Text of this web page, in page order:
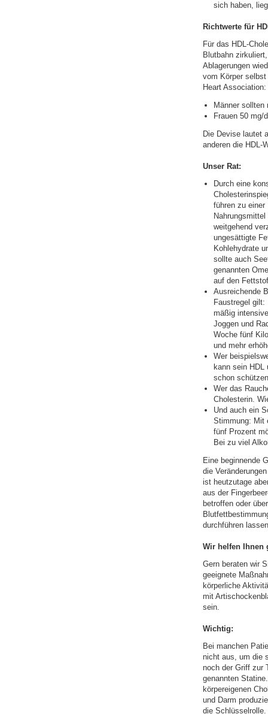
sich haben,
Richtwerte für
Für das HDL-
Blutbahn
Ablagerungen
vom Körper
Heart Association:
Männer
Frauen 50 mg/
Die Devise lautet
anderen die HDL-
Unser Rat:
Durch eine
führen zu einer
weitgehend
ungesättigte
Kohlehydrate
sollte auch
genannten
auf den
Ausreichende
Faustregel
mäßig
Joggen und
Woche fünf
und mehr
Wer
kann sein
schon
Wer das
Cholesterin.
Und auch ein
Stimmung: Mit
fünf Prozent
Bei zu viel
Eine beginnende
die
ist heutzutage
aus der
betroffen oder
durchführen
Wir helfen Ihnen
Gern beraten wir
geeignete
körperliche
mit
sein.
Wichtig:
Bei manchen
nicht aus, um die
noch der Griff zur
genannten
körpereigenen
und Darm
die